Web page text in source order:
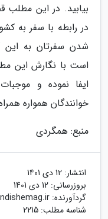
بیابید. در این مطلب
در رابطه با سفر به
شدن سفرتان به این
است با نگارش این
ایفا نموده و
خوانندگان همواره
منبع: همگردی
انتشار: 12 دی 1401
بروزرسانی: 12 دی 1401
گردآورنده:
شناسه مطلب: 2215